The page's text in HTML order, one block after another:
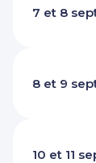
7 et 8
8 et 9
10 et 11